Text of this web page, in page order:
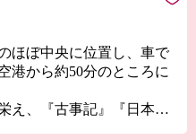
ほぼ中央に位置し、車で
港から約50分のところに
え、『古事記』『日本書